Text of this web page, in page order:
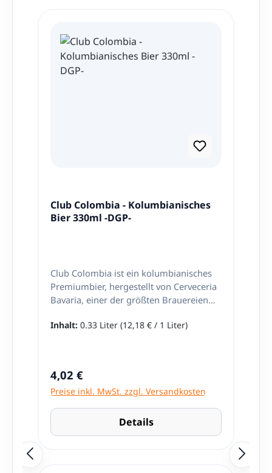
Club Colombia - Kolumbianisches
Bier 330ml -DGP-
Club Colombia ist ein kolumbianisches
Premiumbier, hergestellt von Cerveceria
Bavaria, einer der größten Brauereien
Qualitätsgarantie. Club Colombia hat
bildet eine leichte Schaumkrone.
Nettoinhalt: 330ml / Hergestellt in
Kolumbien. +++ Hinweis: Es fallen
zusätzlich noch 25 Cent Pfand pro
Flasche an. +++
Inhalt: 0.33 Liter (12,18 € / 1 Liter)
Regulärer Preis:
4,02 €
Preise inkl. MwSt. zzgl. Versandkosten
Details